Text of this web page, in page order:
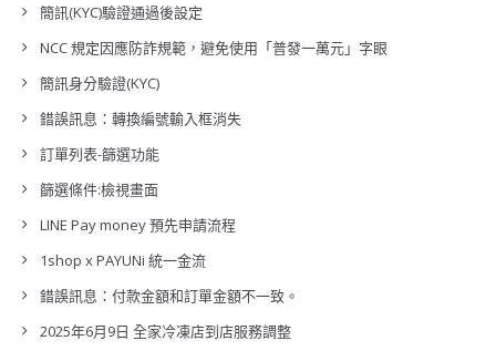
簡訊(KYC)驗證通過後設定
NCC 規定因應防詐規範，避免使用「普發一萬元」字眼
簡訊身分驗證(KYC)
錯誤訊息：轉換編號輸入框消失
訂單列表-篩選功能
篩選條件:檢視畫面
LINE Pay money 預先申請流程
1shop x PAYUNi 統一金流
錯誤訊息：付款金額和訂單金額不一致。
2025年6月9日 全家冷凍店到店服務調整